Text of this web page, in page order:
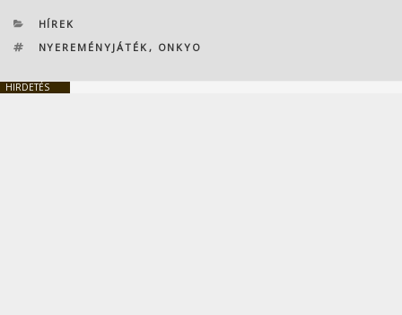
KATEGÓRIÁK
HÍREK
CÍMKÉK
NYEREMÉNYJÁTÉK , ONKYO
HIRDETÉS